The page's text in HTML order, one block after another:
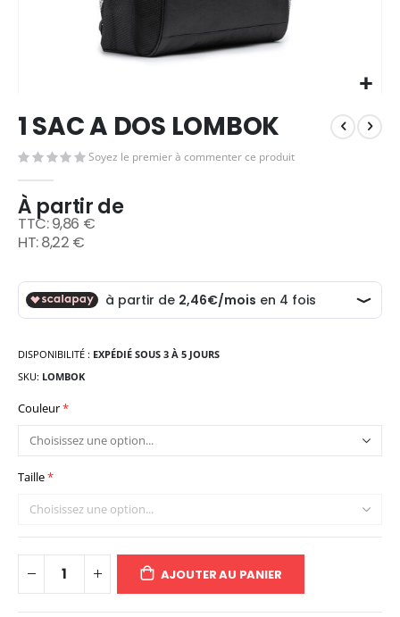
to
the
beginning
of
the
images
gallery
1 SAC A DOS LOMBOK
Soyez le premier à commenter ce produit
À partir de
9,86 €
8,22 €
DISPONIBILITÉ : EXPÉDIÉ SOUS 3 À 5 JOURS
SKU LOMBOK
Couleur
Taille
AJOUTER AU PANIER